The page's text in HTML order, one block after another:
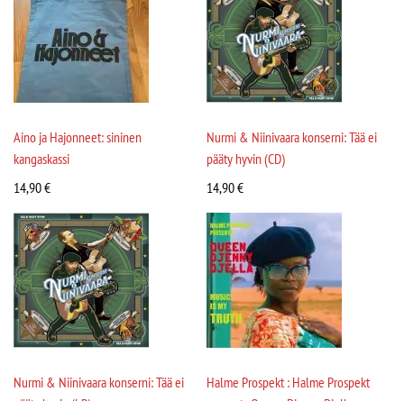
Aino ja Hajonneet: sininen
kangaskassi
14,90€
Nurmi & Niinivaara konserni: Tää ei
pääty hyvin (CD)
14,90€
Nurmi & Niinivaara konserni: Tää ei
Halme Prospekt : Halme Prospekt